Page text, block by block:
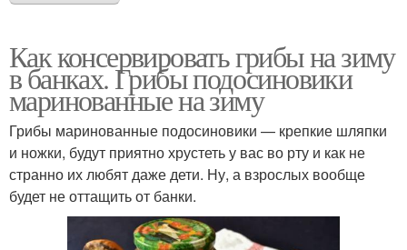
Как консервировать грибы на зиму
в банках. Грибы подосиновики
маринованные на зиму
Грибы маринованные подосиновики — крепкие шляпки
и ножки, будут приятно хрустеть у вас во рту и как не
странно их любят даже дети. Ну, а взрослых вообще
будет не оттащить от банки.